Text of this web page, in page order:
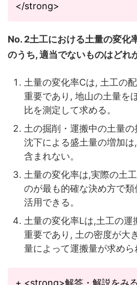
</strong>
No. 2土工における土量の変化
のうち, 適当でないものはどれ
土量の変化率Cは, 土工の
重要であり, 地山の土量を
比を測定して求める。
土の掘削・運搬中の土量
沈下による盛土量の増加
含まれない。
土量の変化率は,実際の土
のが最も的確な決め方で
活用できる。
土量の変化率Lは,土工の
重要であり, 土の密度が大
量によって運搬量が求めら
+ <strong>解答・解説をみる